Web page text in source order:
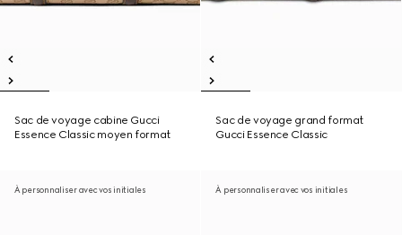
Sac de voyage cabine Gucci
Essence Classic moyen format
Sac de voyage grand format
Gucci Essence Classic
À personnaliser avec vos initiales À personnaliser avec vos initiales